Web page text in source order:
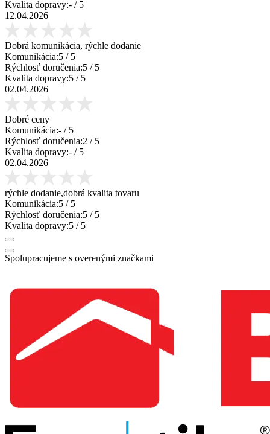
Kvalita dopravy:- / 5
12.04.2026
Dobrá komunikácia, rýchle dodanie
Komunikácia:5 / 5
Rýchlosť doručenia:5 / 5
Kvalita dopravy:5 / 5
02.04.2026
Dobré ceny
Komunikácia:- / 5
Rýchlosť doručenia:2 / 5
Kvalita dopravy:- / 5
02.04.2026
rýchle dodanie,dobrá kvalita tovaru
Komunikácia:5 / 5
Rýchlosť doručenia:5 / 5
Kvalita dopravy:5 / 5
Spolupracujeme s overenými značkami